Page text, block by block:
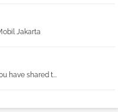
Jakarta
have shared t...